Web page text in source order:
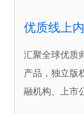
优质线上
汇聚全球优质
产品，独立版
融机构、上市